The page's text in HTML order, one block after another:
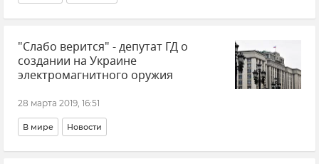
"Слабо верится" - депутат ГД о
создании на Украине
электромагнитного оружия
28 марта 2019, 16:51
В мире Новости